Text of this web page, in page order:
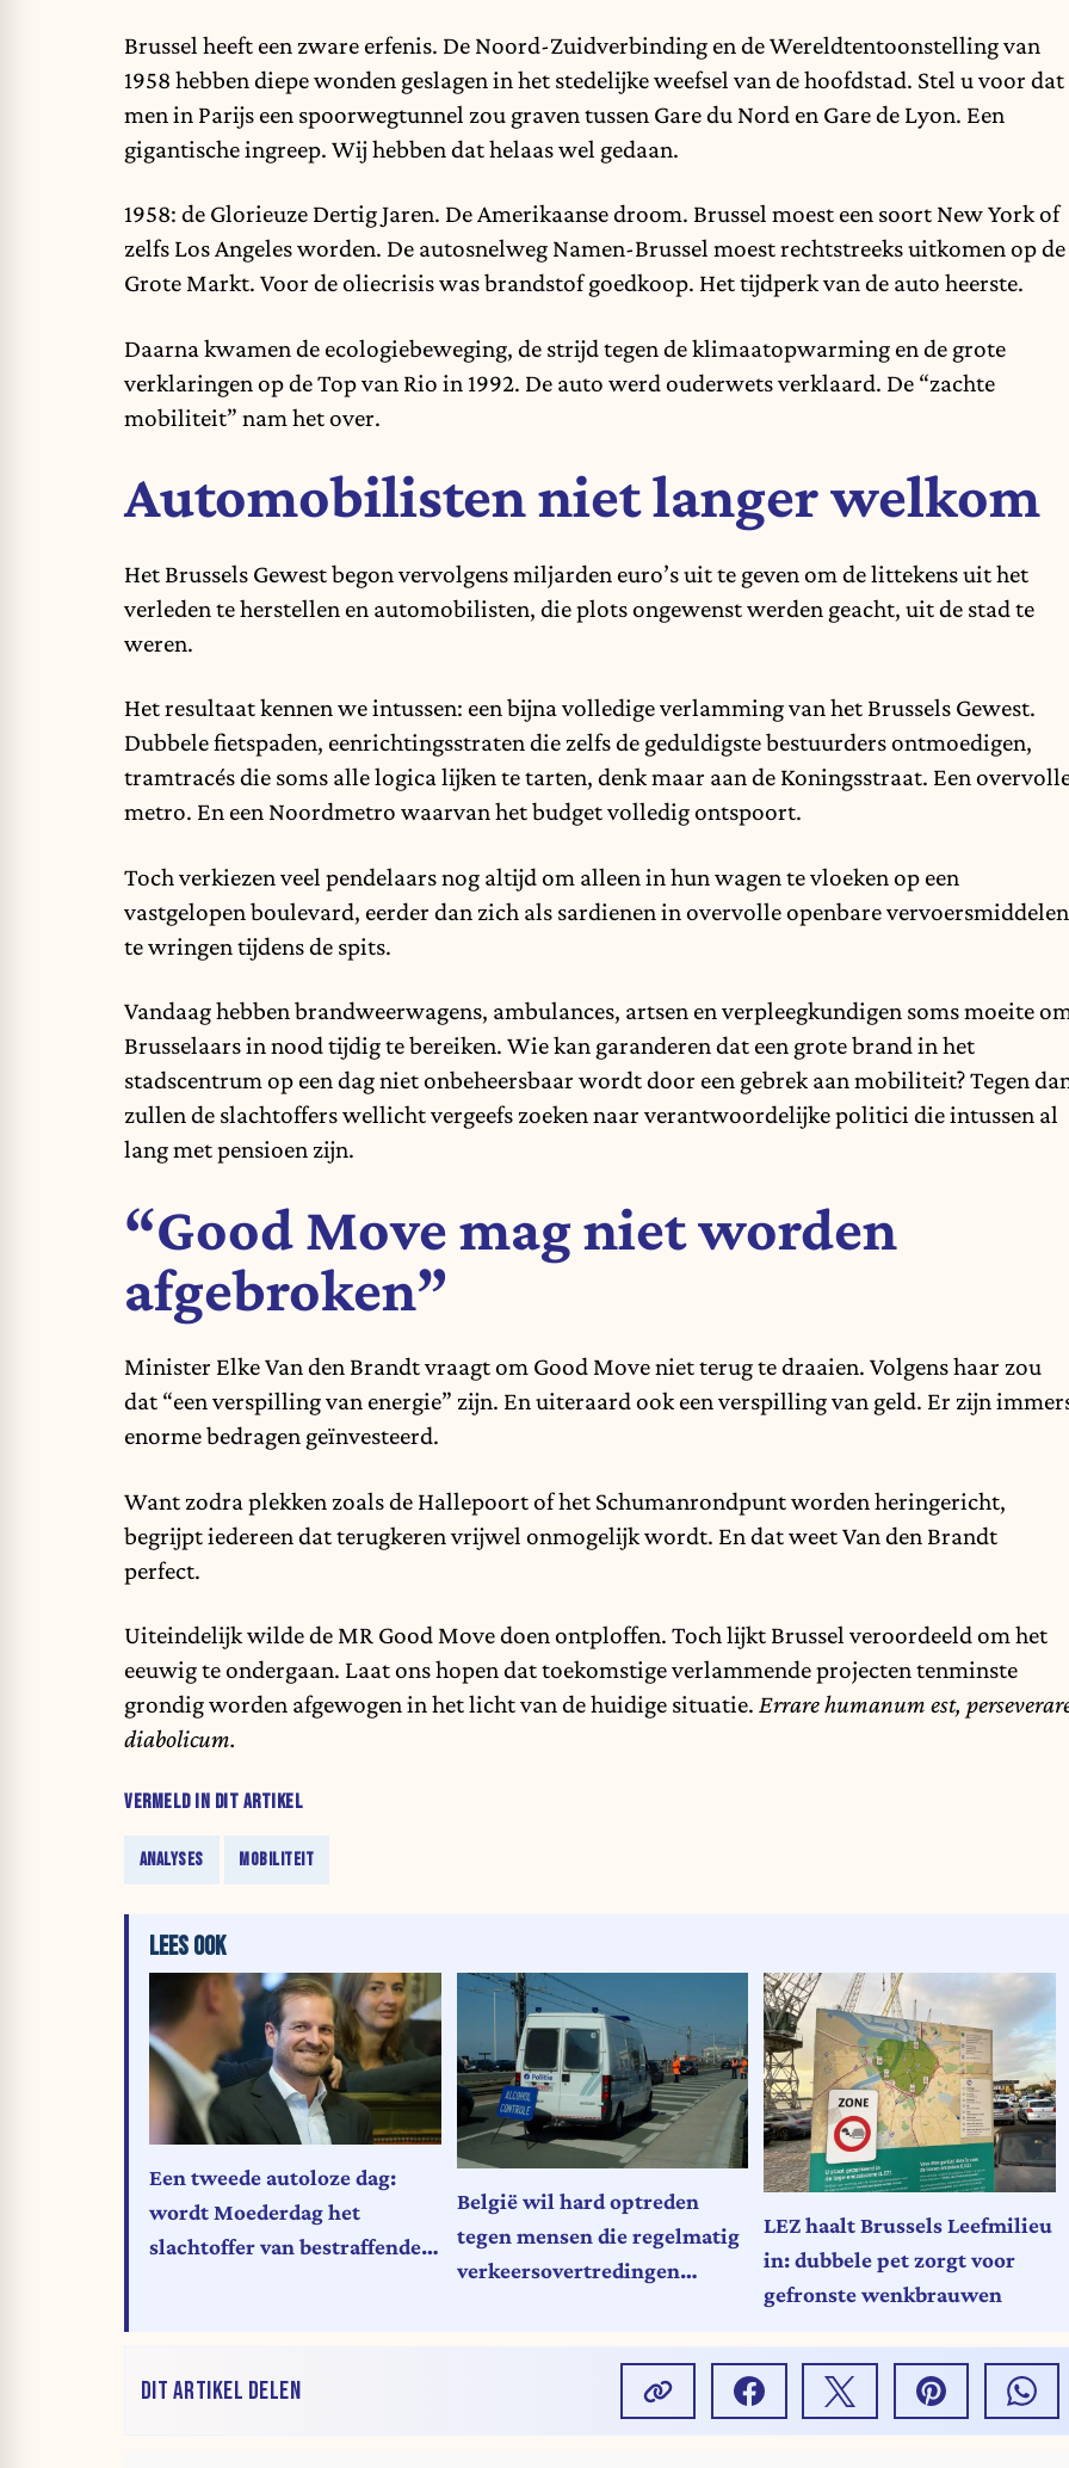
Brussel heeft een zware erfenis. De Noord-Zuidverbinding en de Wereldtentoonstelling van
1958 hebben diepe wonden geslagen in het stedelijke weefsel van de hoofdstad. Stel u voor dat
men in Parijs een spoorwegtunnel zou graven tussen Gare du Nord en Gare de Lyon. Een
gigantische ingreep. Wij hebben dat helaas wel gedaan.
1958: de Glorieuze Dertig Jaren. De Amerikaanse droom. Brussel moest een soort New York of
zelfs Los Angeles worden. De autosnelweg Namen-Brussel moest rechtstreeks uitkomen op de
Grote Markt. Voor de oliecrisis was brandstof goedkoop. Het tijdperk van de auto heerste.
Daarna kwamen de ecologiebeweging, de strijd tegen de klimaatopwarming en de grote
verklaringen op de Top van Rio in 1992. De auto werd ouderwets verklaard. De “zachte
mobiliteit” nam het over.
Automobilisten niet langer welkom
Het Brussels Gewest begon vervolgens miljarden euro’s uit te geven om de littekens uit het
verleden te herstellen en automobilisten, die plots ongewenst werden geacht, uit de stad te
weren.
Het resultaat kennen we intussen: een bijna volledige verlamming van het Brussels Gewest.
Dubbele fietspaden, eenrichtingsstraten die zelfs de geduldigste bestuurders ontmoedigen,
tramtracés die soms alle logica lijken te tarten, denk maar aan de Koningsstraat. Een
metro. En een Noordmetro waarvan het budget volledig ontspoort.
Toch verkiezen veel pendelaars nog altijd om alleen in hun wagen te vloeken op een
vastgelopen boulevard, eerder dan zich als sardienen in overvolle openbare vervoersmiddelen
te wringen tijdens de spits.
Vandaag hebben brandweerwagens, ambulances, artsen en verpleegkundigen soms moeite
Brusselaars in nood tijdig te bereiken. Wie kan garanderen dat een grote brand in het
stadscentrum op een dag niet onbeheersbaar wordt door een gebrek aan mobiliteit? Tegen
zullen de slachtoffers wellicht vergeefs zoeken naar verantwoordelijke politici die intussen al
lang met pensioen zijn.
“Good Move mag niet worden
afgebroken”
Minister Elke Van den Brandt vraagt om Good Move niet terug te draaien. Volgens haar zou
dat “een verspilling van energie” zijn. En uiteraard ook een verspilling van geld. Er zijn
enorme bedragen geïnvesteerd.
Want zodra plekken zoals de Hallepoort of het Schumanrondpunt worden heringericht,
begrijpt iedereen dat terugkeren vrijwel onmogelijk wordt. En dat weet Van den Brandt
perfect.
Uiteindelijk wilde de MR Good Move doen ontploffen. Toch lijkt Brussel veroordeeld om het
eeuwig te ondergaan. Laat ons hopen dat toekomstige verlammende projecten tenminste
grondig worden afgewogen in het licht van de huidige situatie. Errare humanum est,
diabolicum.
VERMELD IN DIT ARTIKEL
ANALYSES MOBILITEIT
LEES OOK
Een tweede autoloze dag:
wordt Moederdag het
slachtoffer van bestraffende
België wil hard optreden
tegen mensen die regelmatig
verkeersovertredingen
LEZ haalt Brussels Leefmilieu
in: dubbele pet zorgt voor
gefronste wenkbrauwen
DIT ARTIKEL DELEN